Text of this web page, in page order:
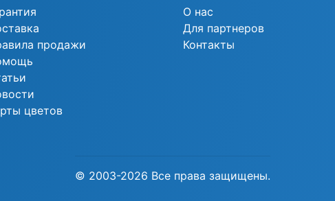
продажи
цветов
О нас
Для партнеров
Контакты
© 2003-2026 Все права защищены.